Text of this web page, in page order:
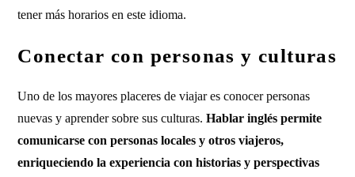
tener más horarios en este idioma.
Conectar con personas y culturas
Uno de los mayores placeres de viajar es conocer personas
nuevas y aprender sobre sus culturas.Hablar inglés permite
comunicarse con personas locales y otros viajeros,
enriqueciendo la experiencia con historias y perspectivas